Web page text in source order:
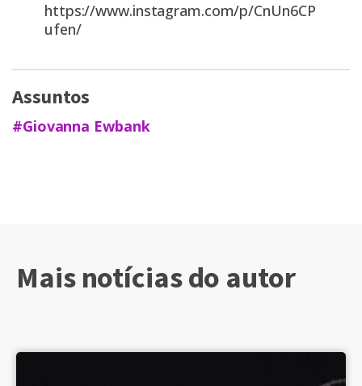
https://www.instagram.com/p/CnUn6CP
ufen/
Assuntos
#Giovanna Ewbank
Mais notícias do autor